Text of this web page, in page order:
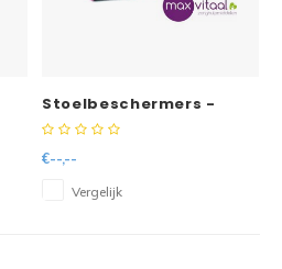
Stoelbeschermers -
€--,--
Vergelijk